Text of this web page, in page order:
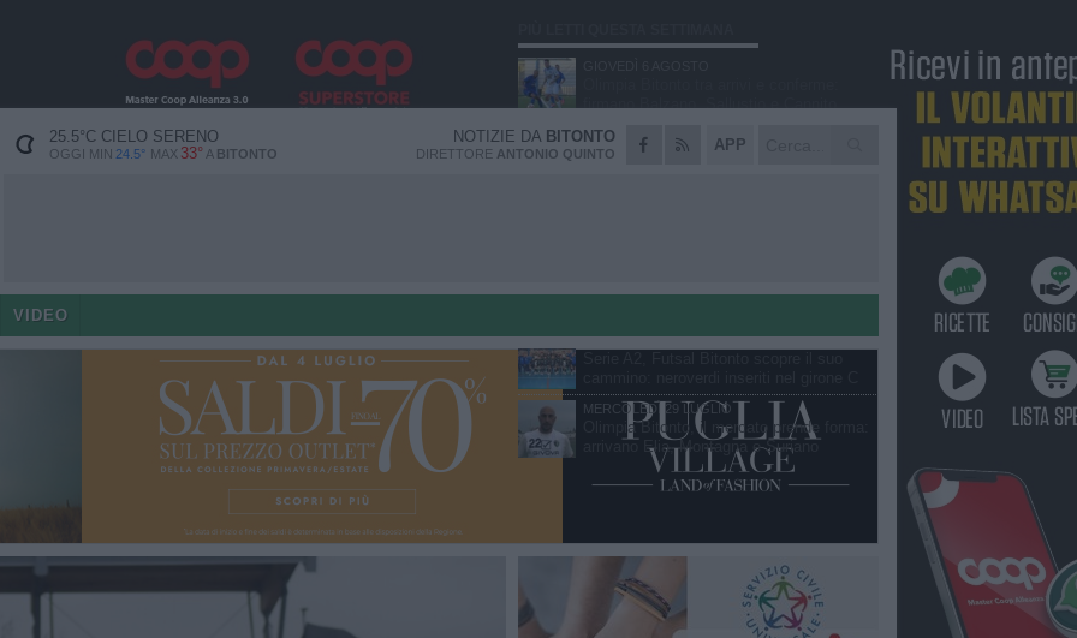
25.5°CCIELO SERENO
OGGI MIN 24.5° MAX 33° A BITONTO APP
NOTIZIE DA BITONTO
DIRETTORE ANTONIO QUINTO
VIDEO
firmano Balzano, Sallustio e Cannito
LUNEDÌ 3 AGOSTO
Bitonto C5, mercato senza sosta: arriva
Bitonto C5, colpo da novanta: arriva la
GIOVEDÌ 6 AGOSTO
MERCOLEDÌ 29 LUGLIO
Olimpia Bitonto, il mercato prende forma:
arrivano Elia, Montagna e Suriano